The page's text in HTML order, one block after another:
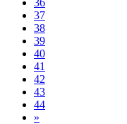
37
38
39
40
41
42
43
44
»